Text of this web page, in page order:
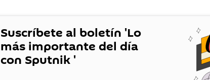
Suscríbete al boletín 'Lo
más importante del día
con Sputnik '